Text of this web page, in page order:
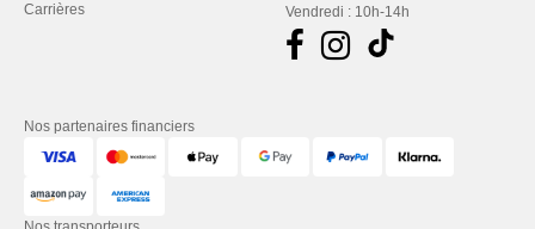
Carrières
Vendredi : 10h-14h
Nos partenaires financiers